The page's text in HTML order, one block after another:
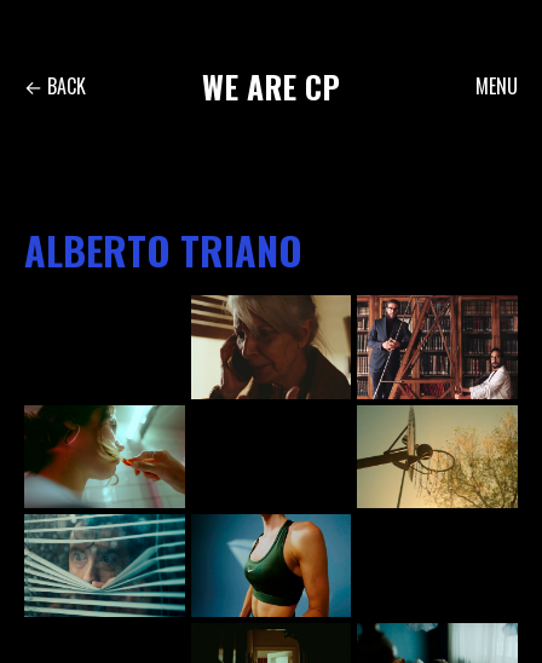
content← BACK WEARE CP MENU
ALBERTO TRIANO